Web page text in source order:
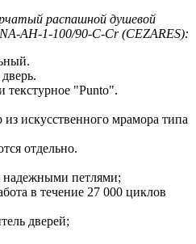
распашной душевой
AH-1-100/90-C-Cr (CEZARES):
текстурное "Punto".
искусственного мрамора типа
отдельно.
надежными петлями;
в течение 27 000 циклов
дверей;